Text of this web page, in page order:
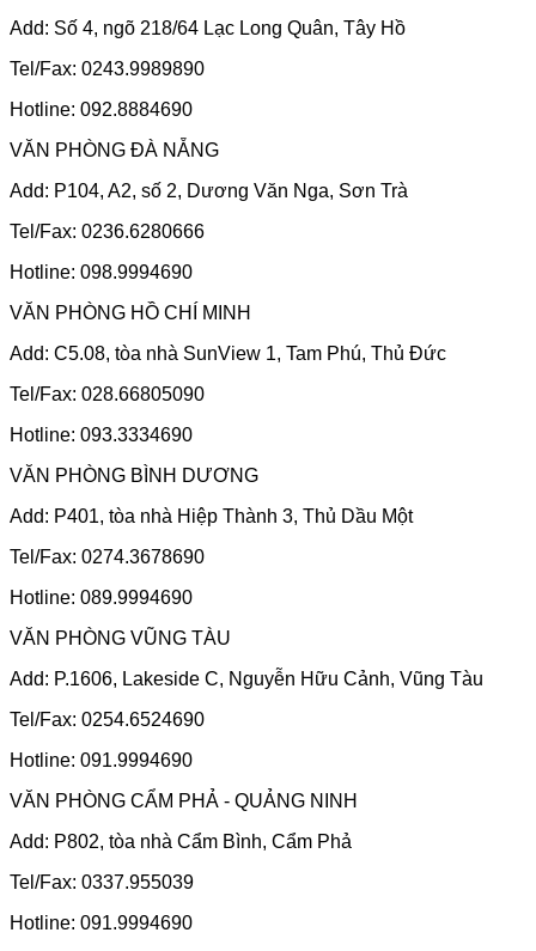
Add: Số 4, ngõ 218/64 Lạc Long Quân, Tây Hồ
Tel/Fax: 0243.9989890
Hotline: 092.8884690
VĂN PHÒNG ĐÀ NẴNG
Add: P104, A2, số 2, Dương Văn Nga, Sơn Trà
Tel/Fax: 0236.6280666
Hotline: 098.9994690
VĂN PHÒNG HỒ CHÍ MINH
Add: C5.08, tòa nhà SunView 1, Tam Phú, Thủ Đức
Tel/Fax: 028.66805090
Hotline: 093.3334690
VĂN PHÒNG BÌNH DƯƠNG
Add: P401, tòa nhà Hiệp Thành 3, Thủ Dầu Một
Tel/Fax: 0274.3678690
Hotline: 089.9994690
VĂN PHÒNG VŨNG TÀU
Add: P.1606, Lakeside C, Nguyễn Hữu Cảnh, Vũng Tàu
Tel/Fax: 0254.6524690
Hotline: 091.9994690
VĂN PHÒNG CẨM PHẢ - QUẢNG NINH
Add: P802, tòa nhà Cẩm Bình, Cẩm Phả
Tel/Fax: 0337.955039
Hotline: 091.9994690